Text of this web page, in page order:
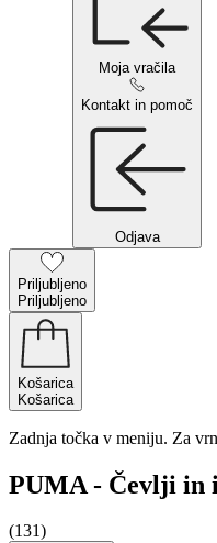
Moja vračila
Kontakt in pomoč
Odjava
Priljubljeno
Priljubljeno
Košarica
Košarica
Zadnja točka v meniju. Za
PUMA - Čevlji in
(131)